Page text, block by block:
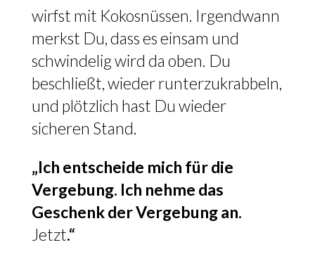
wirfst mit Kokosnüssen. Irgendwann
merkst Du, dass es einsam und
schwindelig wird da oben. Du
beschließt, wieder runterzukrabbeln,
und plötzlich hast Du wieder
sicheren Stand.
„Ich entscheide mich für die
Vergebung. Ich nehme das
Jetzt.“